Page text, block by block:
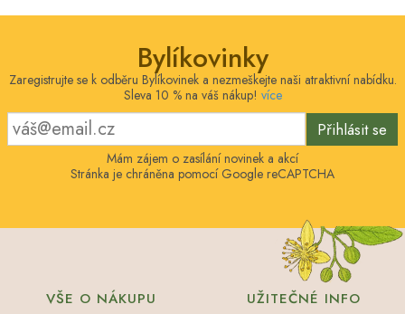
Bylíkovinky
Zaregistrujte se k odběru Bylíkovinek a nezmeškejte naši atraktivní nabídku.
Sleva 10 % na váš nákup! více
Přihlásit se
Mám zájem o zasílání novinek a akcí
Stránka je chráněna pomocí Google reCAPTCHA
VŠE O NÁKUPU UŽITEČNÉ INFO